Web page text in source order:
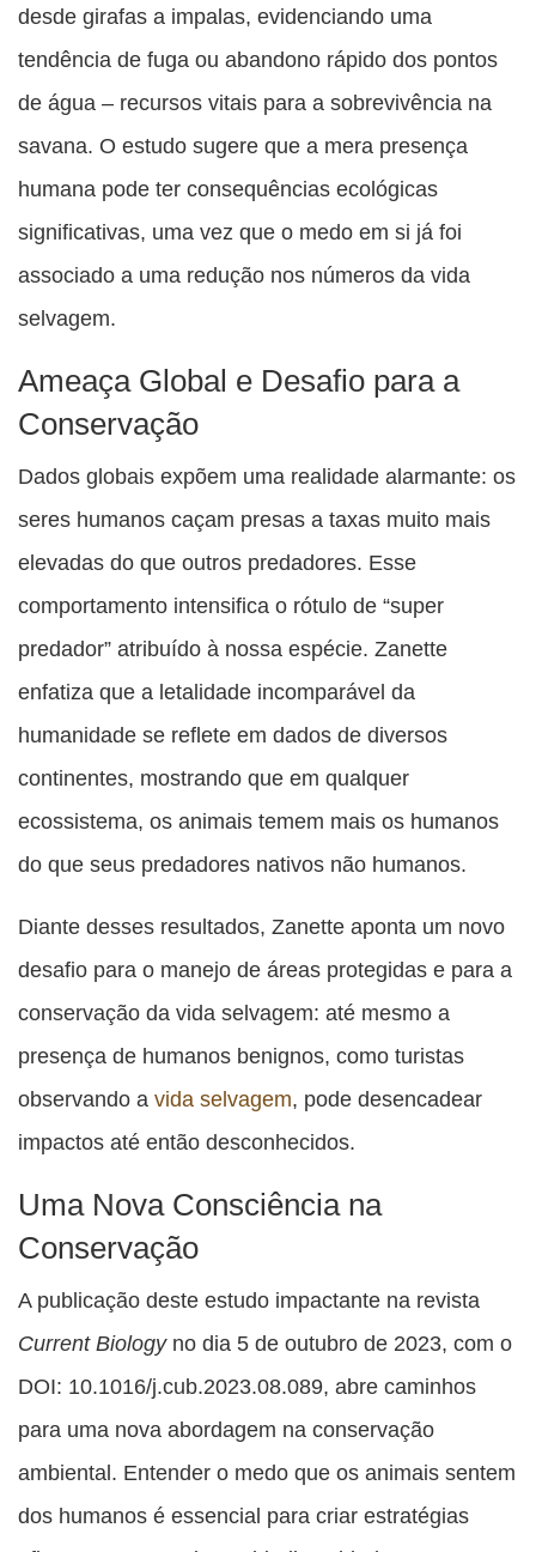
desde girafas a impalas, evidenciando uma
tendência de fuga ou abandono rápido dos pontos
de água – recursos vitais para a sobrevivência na
savana. O estudo sugere que a mera presença
humana pode ter consequências ecológicas
significativas, uma vez que o medo em si já foi
associado a uma redução nos números da vida
selvagem.
Ameaça Global e Desafio para a
Conservação
Dados globais expõem uma realidade alarmante: os
seres humanos caçam presas a taxas muito mais
elevadas do que outros predadores. Esse
comportamento intensifica o rótulo de “super
predador” atribuído à nossa espécie. Zanette
enfatiza que a letalidade incomparável da
humanidade se reflete em dados de diversos
continentes, mostrando que em qualquer
ecossistema, os animais temem mais os humanos
do que seus predadores nativos não humanos.
Diante desses resultados, Zanette aponta um novo
desafio para o manejo de áreas protegidas e para a
conservação da vida selvagem: até mesmo a
presença de humanos benignos, como turistas
observando a vida selvagem, pode desencadear
impactos até então desconhecidos.
Uma Nova Consciência na
Conservação
A publicação deste estudo impactante na revista
Current Biologyno dia 5 de outubro de 2023, com o
DOI: 10.1016/j.cub.2023.08.089, abre caminhos
para uma nova abordagem na conservação
ambiental. Entender o medo que os animais sentem
dos humanos é essencial para criar estratégias